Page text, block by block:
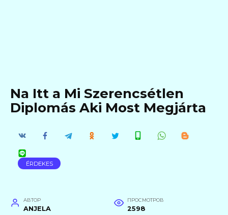
Na Itt a Mi Szerencsétlen
Diplomás Aki Most Megjárta
ÉRDEKES
АВТОР
ANJELA
ПРОСМОТРОВ
2598